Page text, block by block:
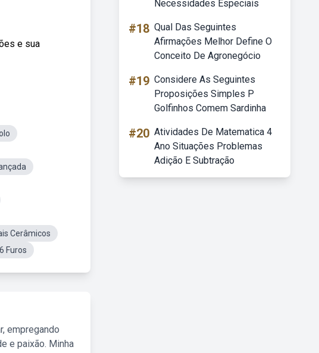
e sua
Cerâmicos
Furos
empregando
e paixão. Minha
Necessidades Especiais
#18 Qual Das Seguintes
Afirmações Melhor Define O
Conceito De Agronegócio
#19 Considere As Seguintes
Proposições Simples P
Golfinhos Comem Sardinha
#20 Atividades De Matematica 4
Ano Situações Problemas
Adição E Subtração